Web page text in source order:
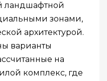
ландшафтной
зонами,
архитектурой.
варианты
на
комплекс, где